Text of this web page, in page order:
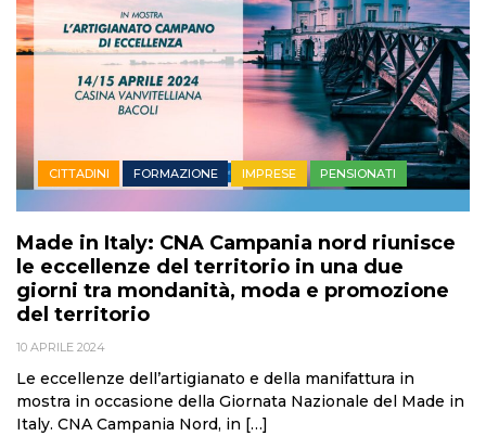
CITTADINI FORMAZIONE IMPRESE PENSIONATI
Made in Italy: CNA Campania nord riunisce
le eccellenze del territorio in una due
giorni tra mondanità, moda e promozione
del territorio
10 APRILE 2024
Le eccellenze dell’artigianato e della manifattura in
mostra in occasione della Giornata Nazionale del Made in
Italy. CNA Campania Nord, in […]